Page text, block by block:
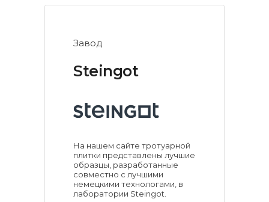
Steingot
На нашем сайте тротуарной
плитки представлены лучшие
образцы, разработанные
совместно с лучшими
немецкими технологами, в
лаборатории Steingot.
Завод